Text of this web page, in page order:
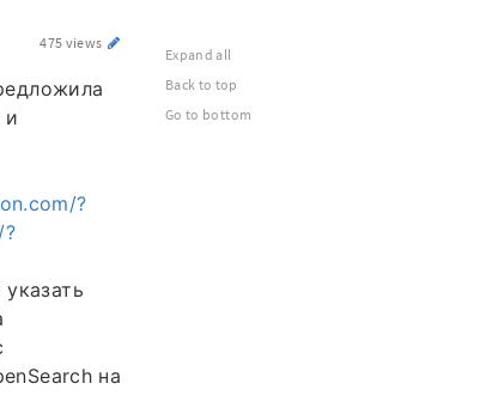
475 views
и
?
на
Expand all
Back to top
Go to bottom